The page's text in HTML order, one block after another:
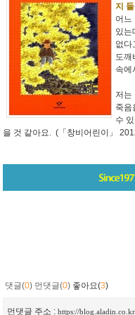
지
어느
있는
없다
도깨
속에
저는
죽음
수
을 것 같아요. (「창비어린이」
댓글(0) 먼댓글(0) 좋아요(3)
먼댓글 주소 : https://